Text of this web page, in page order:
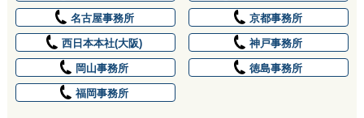
第３希望
※可能な限り別日または午前・午後での日時の記載をお願い
致します。
第１希望
名古屋事務所 京都事務所
西日本本社(大阪) 神戸事務所
岡山事務所 徳島事務所
福岡事務所